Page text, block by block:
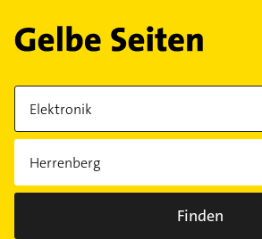
Finden